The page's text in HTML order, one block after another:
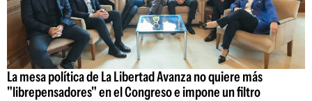
La mesa política de La Libertad Avanza no quiere más
"librepensadores" en el Congreso e impone un filtro